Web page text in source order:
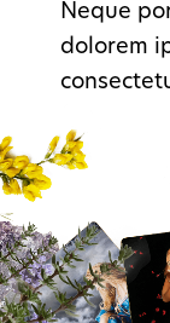
Neque
dolorem